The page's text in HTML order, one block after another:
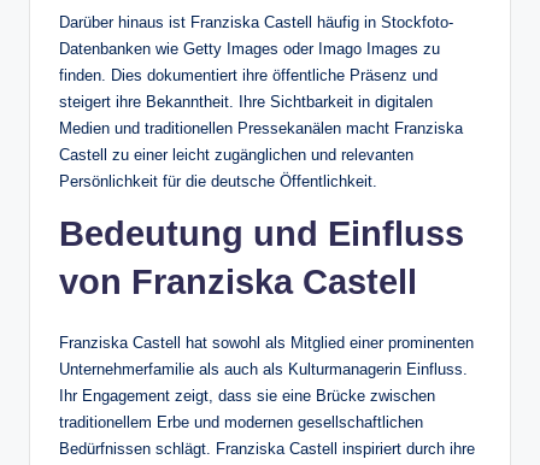
Darüber hinaus ist Franziska Castell häufig in Stockfoto-
Datenbanken wie Getty Images oder Imago Images zu
finden. Dies dokumentiert ihre öffentliche Präsenz und
steigert ihre Bekanntheit. Ihre Sichtbarkeit in digitalen
Medien und traditionellen Pressekanälen macht Franziska
Castell zu einer leicht zugänglichen und relevanten
Persönlichkeit für die deutsche Öffentlichkeit.
Bedeutung und Einfluss
von Franziska Castell
Franziska Castell hat sowohl als Mitglied einer prominenten
Unternehmerfamilie als auch als Kulturmanagerin Einfluss.
Ihr Engagement zeigt, dass sie eine Brücke zwischen
traditionellem Erbe und modernen gesellschaftlichen
Bedürfnissen schlägt. Franziska Castell inspiriert durch ihre